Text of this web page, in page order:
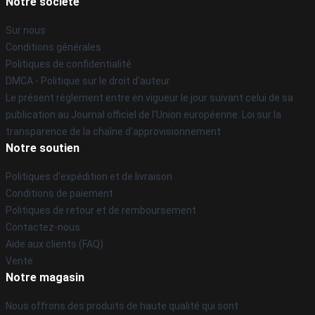
Sur nous
Conditions générales
Politiques de confidentialité
DMCA - Politique sur le droit d'auteur
Le présent règlement entre en vigueur le jour suivant celui de sa
publication au Journal officiel de l'Union européenne. Loi sur la
transparence de la chaîne d'approvisionnement
Notre soutien
Politiques d'expédition et de livraison
Conditions de paiement
Politiques de retour et de remboursement
Contactez-nous
Aide aux clients (FAQ)
Vente
Notre magasin
Nous offrons des produits de haute qualité qui sont